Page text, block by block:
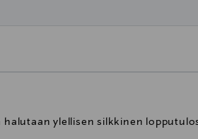
ylellisen silkkinen